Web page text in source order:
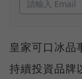
皇家可口冰品
持續投資品牌